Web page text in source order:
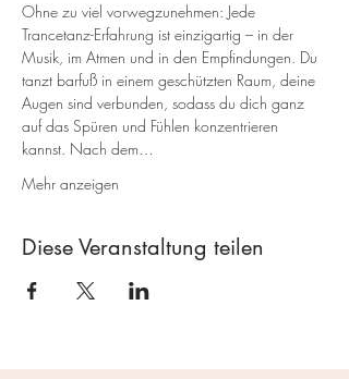
Ohne zu viel vorwegzunehmen: Jede
Trancetanz-Erfahrung ist einzigartig – in der
Musik, im Atmen und in den Empfindungen. Du
tanzt barfuß in einem geschützten Raum, deine
Augen sind verbunden, sodass du dich ganz
auf das Spüren und Fühlen konzentrieren
kannst. Nach dem…
Mehr anzeigen
Diese Veranstaltung teilen